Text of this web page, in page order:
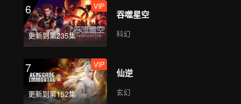
第5期上：男4男5空降搅
乱心动线
第5期下：爱情降临？李
聂主动约会根源
6
更新到第235集
VIP
吞噬星空
科幻
7
更新到第152集
VIP
仙逆
玄幻